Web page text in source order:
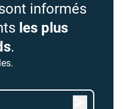
informés
les plus
.